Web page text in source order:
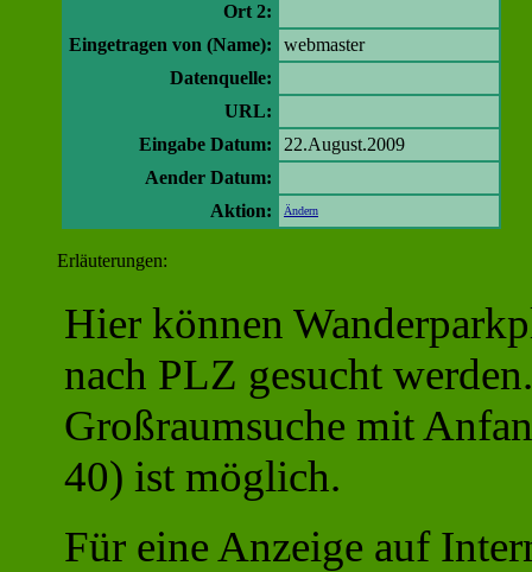
Ort 2:
Eingetragen von (Name):
webmaster
Datenquelle:
URL:
Eingabe Datum:
22.August.2009
Aender Datum:
Aktion:
Ändern
Erläuterungen:
Hier können
nach PLZ gesucht
Großraumsuche mit
40) ist möglich.
Für eine Anzeige auf